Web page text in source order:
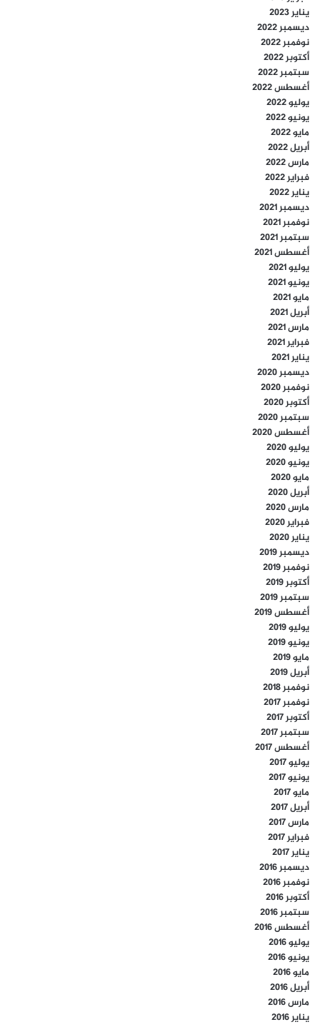
يناير 2023
ديسمبر 2022
نوفمبر 2022
أكتوبر 2022
سبتمبر 2022
أغسطس 2022
يوليو 2022
يونيو 2022
مايو 2022
أبريل 2022
مارس 2022
فبراير 2022
يناير 2022
ديسمبر 2021
نوفمبر 2021
سبتمبر 2021
أغسطس 2021
يوليو 2021
يونيو 2021
مايو 2021
أبريل 2021
مارس 2021
فبراير 2021
يناير 2021
ديسمبر 2020
نوفمبر 2020
أكتوبر 2020
سبتمبر 2020
أغسطس 2020
يوليو 2020
يونيو 2020
مايو 2020
أبريل 2020
مارس 2020
فبراير 2020
يناير 2020
ديسمبر 2019
نوفمبر 2019
أكتوبر 2019
سبتمبر 2019
أغسطس 2019
يوليو 2019
يونيو 2019
مايو 2019
أبريل 2019
نوفمبر 2018
نوفمبر 2017
أكتوبر 2017
سبتمبر 2017
أغسطس 2017
يوليو 2017
يونيو 2017
مايو 2017
أبريل 2017
مارس 2017
فبراير 2017
يناير 2017
ديسمبر 2016
نوفمبر 2016
أكتوبر 2016
سبتمبر 2016
أغسطس 2016
يوليو 2016
يونيو 2016
مايو 2016
أبريل 2016
مارس 2016
يناير 2016